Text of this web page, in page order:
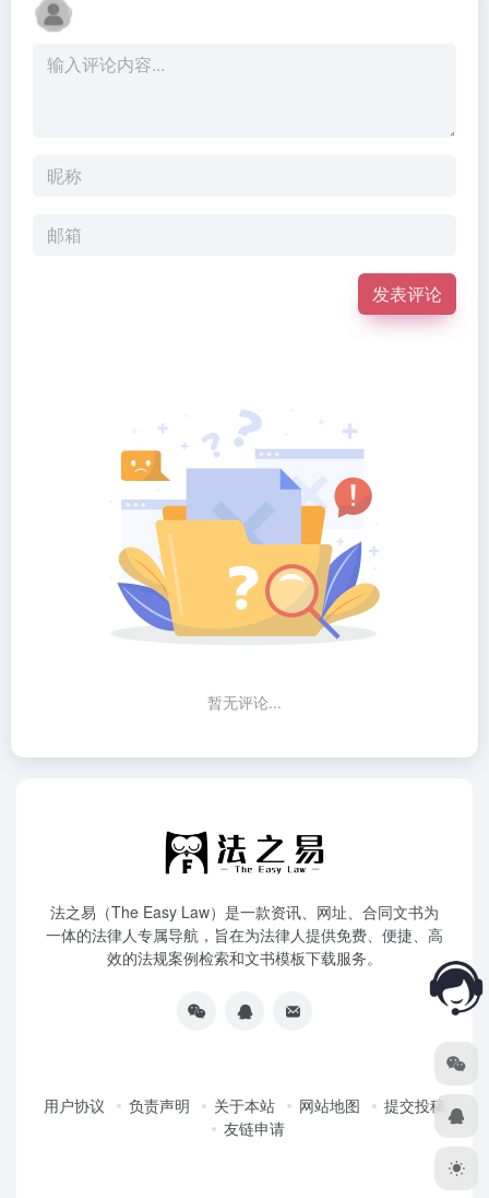
发表评论
暂无评论...
法之易（The Easy Law）是一款资讯、网址、合同文书为
一体的法律人专属导航，旨在为法律人提供免费、便捷、高
效的法规案例检索和文书模板下载服务。
用户协议 负责声明 关于本站 网站地图
提交投稿
友链申请